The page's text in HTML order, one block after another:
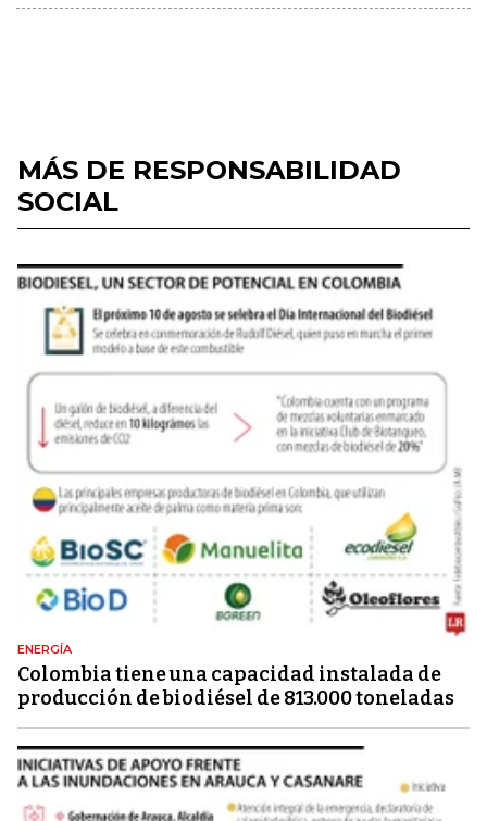
MÁS DE RESPONSABILIDAD
SOCIAL
ENERGÍA
Colombia tiene una capacidad instalada de
producción de biodiésel de 813.000 toneladas